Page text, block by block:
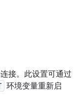
接。此设置可通过
环境变量重新启